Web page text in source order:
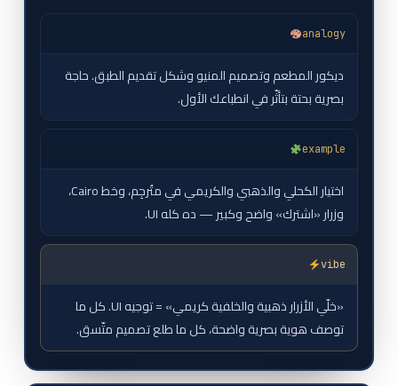
analogy
ديكور المطعم وتصميم المنيو وشكل تقديم الطبق. حاجة
بصرية بحتة بتأثّر في انطباعك الأول.
example
اختيار الكحلي والذهبي والكريمي في متُرجِم، وخط Cairo،
وزرار «اشترك» واضح وكبير — ده كله UI.
vibe
«خلّي الأزرار ذهبية والخلفية كريمي» = توجيه UI. كل ما
توصف هوية بصرية واضحة، كل ما طلع تصميم متّسق.